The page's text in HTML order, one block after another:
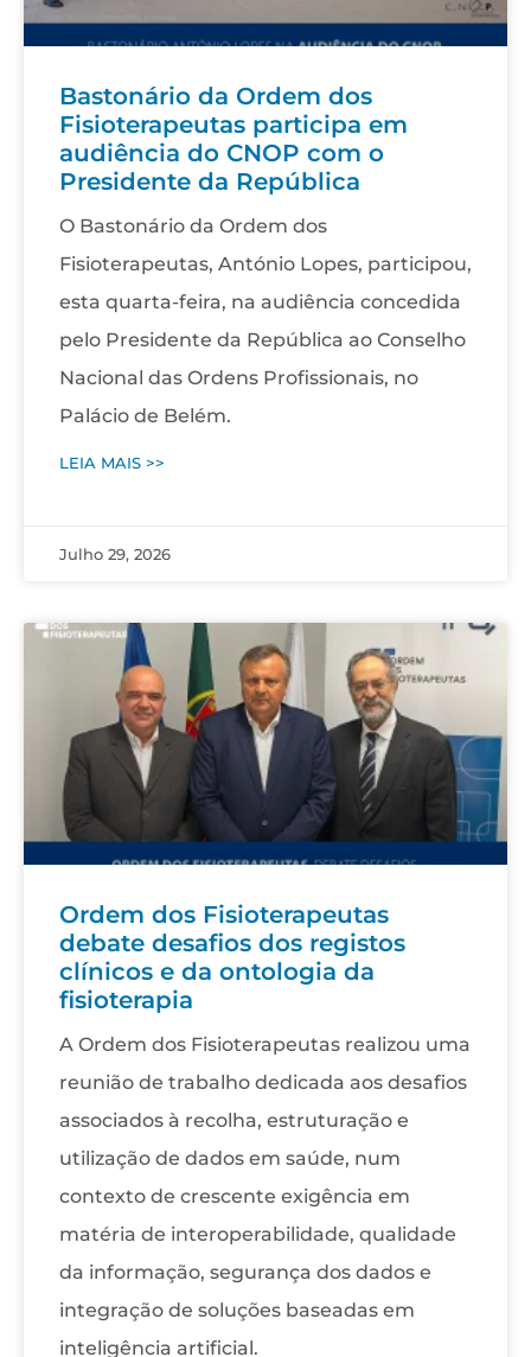
Bastonário da Ordem dos
Fisioterapeutas participa em
audiência do CNOP com o
Presidente da República
O Bastonário da Ordem dos
Fisioterapeutas, António Lopes, participou,
esta quarta-feira, na audiência concedida
pelo Presidente da República ao Conselho
Nacional das Ordens Profissionais, no
Palácio de Belém.
LEIA MAIS >>
Julho 29, 2026
Ordem dos Fisioterapeutas
debate desafios dos registos
clínicos e da ontologia da
fisioterapia
A Ordem dos Fisioterapeutas realizou uma
reunião de trabalho dedicada aos desafios
associados à recolha, estruturação e
utilização de dados em saúde, num
contexto de crescente exigência em
matéria de interoperabilidade, qualidade
da informação, segurança dos dados e
integração de soluções baseadas em
inteligência artificial.